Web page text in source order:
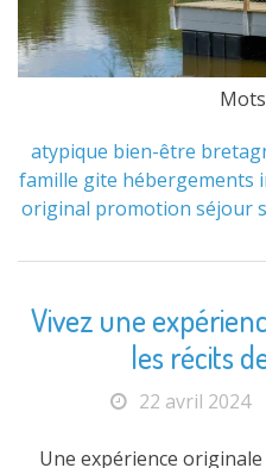
atypique bien-être
famille gite hébergements
original promotion séjour
Vivez une
les récits
22 avril 2024
Une expérience